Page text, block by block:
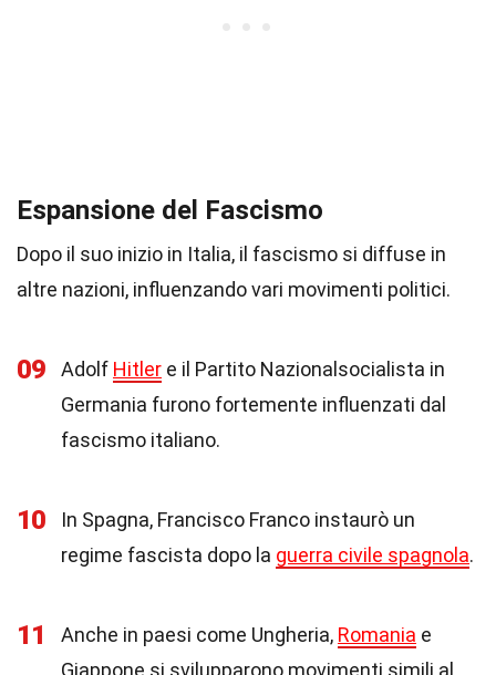
Espansione del Fascismo
Dopo il suo inizio in Italia, il fascismo si diffuse in
altre nazioni, influenzando vari movimenti politici.
09 Adolf Hitler e il Partito Nazionalsocialista in
Germania furono fortemente influenzati dal
fascismo italiano.
10
In Spagna, Francisco Franco instaurò un
regime fascista dopo la guerra civile spagnola.
11 Anche in paesi come Ungheria, Romania e
Giappone si svilupparono movimenti simili al